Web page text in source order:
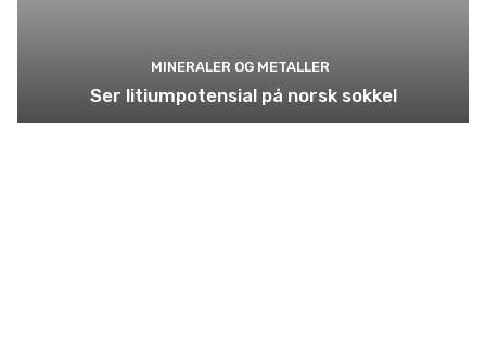
MINERALER OG METALLER
Ser litiumpotensial på norsk sokkel